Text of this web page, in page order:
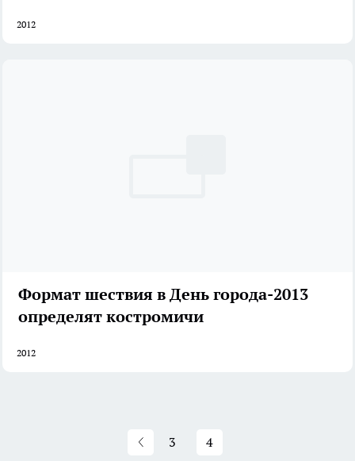
2012
Формат шествия в День города-2013
определят костромичи
2012
3 4